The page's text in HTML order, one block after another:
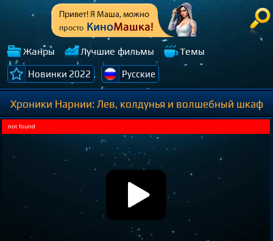
Жанры Лучшие фильмы Темы
Новинки 2022 Русские
Хроники Нарнии: Лев, колдунья и волшебный шкаф
not found